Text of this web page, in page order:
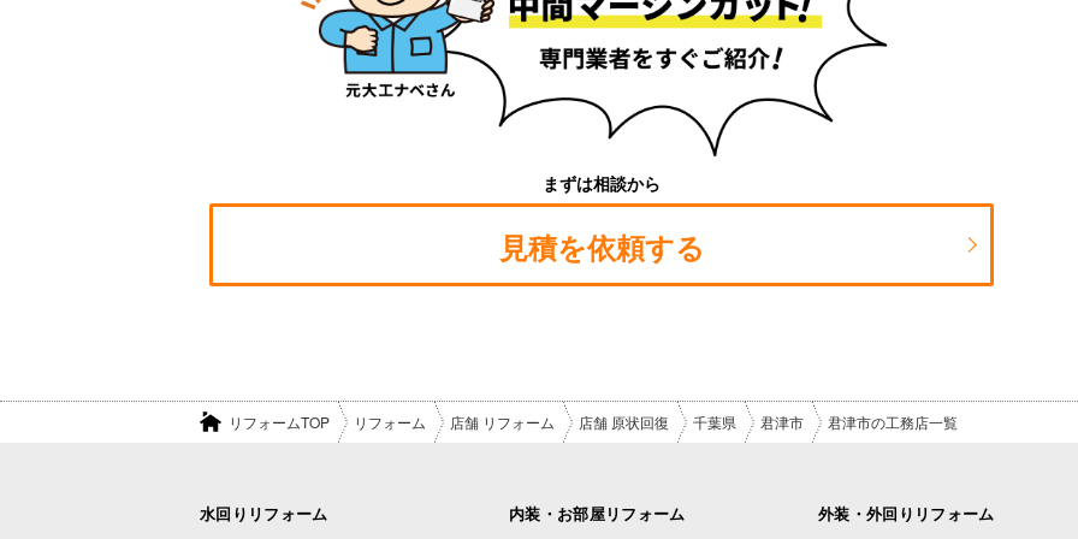
まずは相談から
見積を依頼する
リフォームTOP リフォーム 店舗 リフォーム 店舗 原状回復 千葉県 君津市 君津市の工務店一覧
水回りリフォーム 内装・お部屋リフォーム 外装・外回りリフォーム